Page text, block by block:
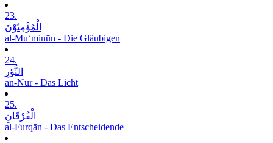
23.
الْمُؤْمِنُوْنَ
al-Muʾminūn - Die Gläubigen
24.
النُّوْرِ
an-Nūr - Das Licht
25.
الْفُرْقَانِ
al-Furqān - Das Entscheidende